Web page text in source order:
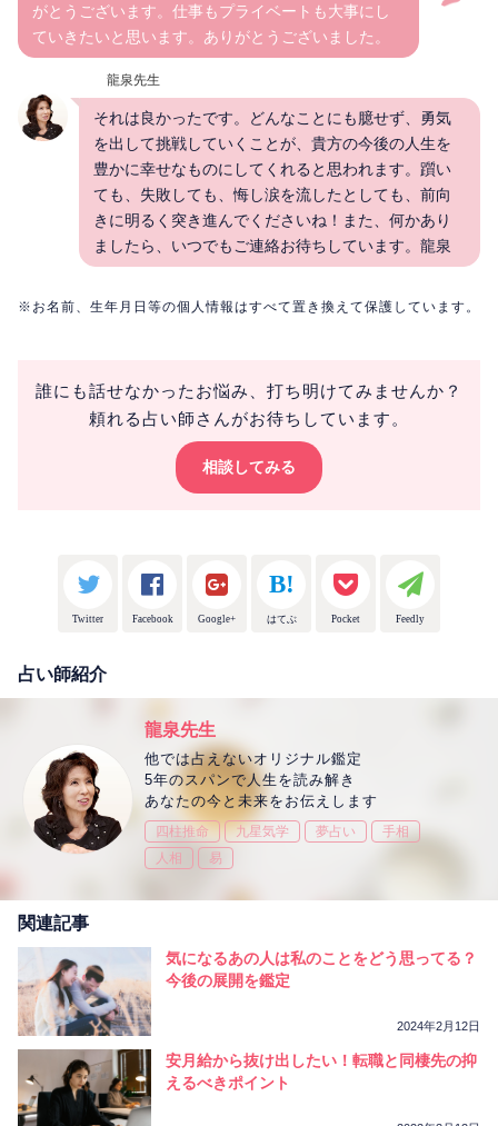
がとうございます。仕事もプライベートも大事にし
ていきたいと思います。ありがとうございました。
龍泉先生
それは良かったです。どんなことにも臆せず、勇気
を出して挑戦していくことが、貴方の今後の人生を
豊かに幸せなものにしてくれると思われます。躓い
ても、失敗しても、悔し涙を流したとしても、前向
きに明るく突き進んでくださいね！また、何かあり
ましたら、いつでもご連絡お待ちしています。龍泉
※お名前、生年月日等の個人情報はすべて置き換えて保護しています。
誰にも話せなかったお悩み、打ち明けてみませんか？
頼れる占い師さんがお待ちしています。
相談してみる
Twitter Facebook Google+ はてぶ Pocket Feedly
占い師紹介
龍泉先生
他では占えないオリジナル鑑定
5年のスパンで人生を読み解き
あなたの今と未来をお伝えします
四柱推命 九星気学 夢占い
手相
人相
易
関連記事
気になるあの人は私のことをどう思ってる？
今後の展開を鑑定
2024年2月12日
安月給から抜け出したい！転職と同棲先の抑
えるべきポイント